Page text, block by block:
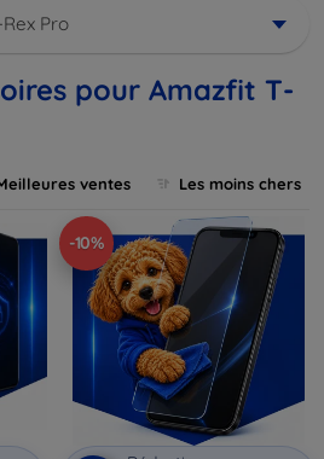
Pro
pour Amazfit T-
ventes Les moins chers
-10%